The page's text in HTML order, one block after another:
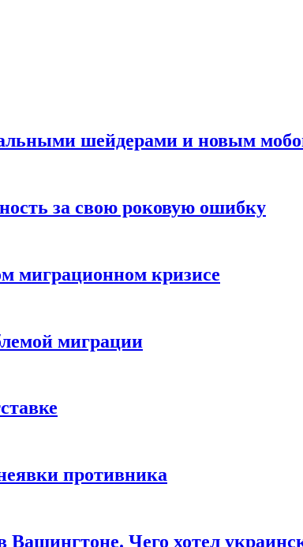
шейдерами и новым
за свою роковую ошибку
миграционном кризисе
миграции
противника
Вашингтоне. Чего хотел